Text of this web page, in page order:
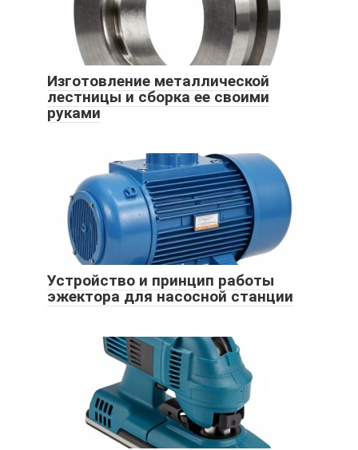
Изготовление металлической
лестницы и сборка ее своими
руками
Устройство и принцип работы
эжектора для насосной станции